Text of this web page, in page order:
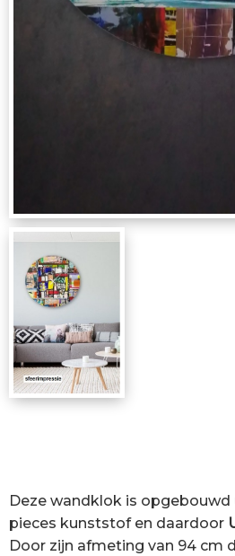
Deze wandklok is
pieces kunststof en daardoor
Door zijn afmeting van 94 cm